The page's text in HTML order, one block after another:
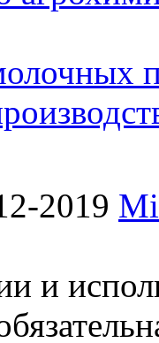
2019
и